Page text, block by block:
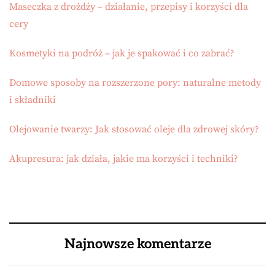
Maseczka z drożdży – działanie, przepisy i korzyści dla
cery
Kosmetyki na podróż – jak je spakować i co zabrać?
Domowe sposoby na rozszerzone pory: naturalne metody
i składniki
Olejowanie twarzy: Jak stosować oleje dla zdrowej skóry?
Akupresura: jak działa, jakie ma korzyści i techniki?
Najnowsze komentarze